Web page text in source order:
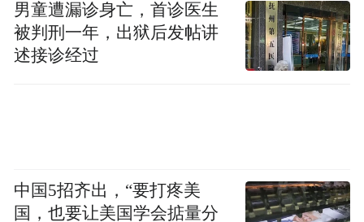
24小时服务电话，安排支行负责人接听，提
升客户体验。
设博鳌年会服务窗口，专门为年会贵宾提供
优质服务。同时也实行员工弹性排班，动态
男童遭漏诊身亡，首诊医生
被判刑一年，出狱后发帖讲
述接诊经过
中国5招齐出，“要打疼美
国，也要让美国学会掂量分